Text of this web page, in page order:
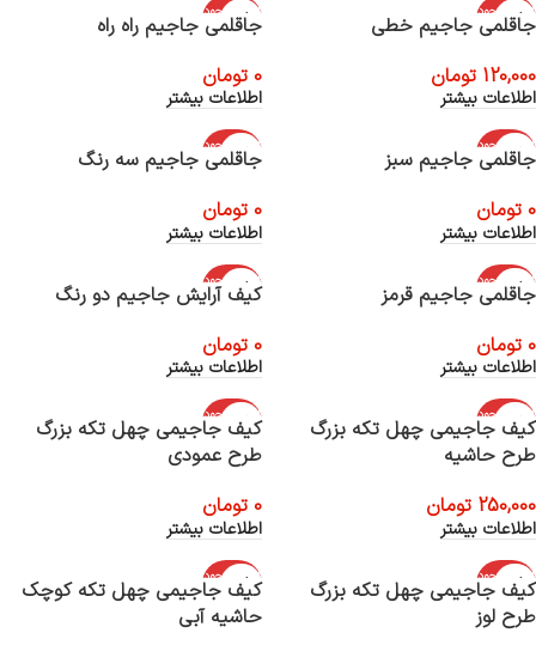
اتمام موجود
ی
جاقلمی جاجیم خطی
120,000 تومان
اطلاعات بیشتر
اتمام موجود
ی
جاقلمی جاجیم راه راه
0 تومان
اطلاعات بیشتر
اتمام موجود
ی
جاقلمی جاجیم سبز
0 تومان
اطلاعات بیشتر
اتمام موجود
ی
جاقلمی جاجیم سه رنگ
0 تومان
اطلاعات بیشتر
اتمام موجود
ی
جاقلمی جاجیم قرمز
0 تومان
اطلاعات بیشتر
اتمام موجود
ی
کیف آرایش جاجیم دو رنگ
0 تومان
اطلاعات بیشتر
اتمام موجود
ی
کیف جاجیمی چهل تکه بزرگ
طرح حاشیه
250,000 تومان
اطلاعات بیشتر
اتمام موجود
ی
کیف جاجیمی چهل تکه بزرگ
طرح عمودی
0 تومان
اطلاعات بیشتر
اتمام موجود
ی
کیف جاجیمی چهل تکه بزرگ
طرح لوز
اتمام موجود
ی
کیف جاجیمی چهل تکه کوچک
حاشیه آبی